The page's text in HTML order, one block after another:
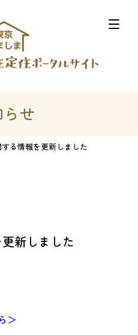
せ
する情報を更新しました
新しました
＞